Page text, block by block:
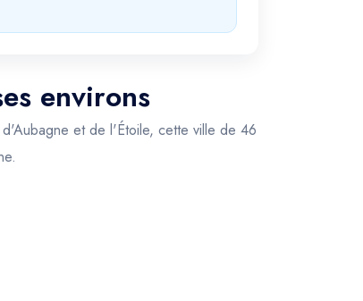
environs
et de l'Étoile, cette ville de 46